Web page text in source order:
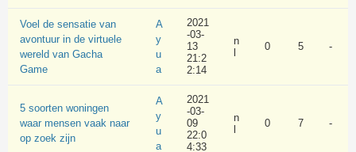
Voel de sensatie van
avontuur in de virtuele
wereld van Gacha
Game
A
y
u
a
2021
-03-
13
21:2
2:14
n
0 5 -
5 soorten woningen
waar mensen vaak naar
op zoek zijn
A
y
u
a
2021
-03-
09
22:0
4:33
n
0 7 -